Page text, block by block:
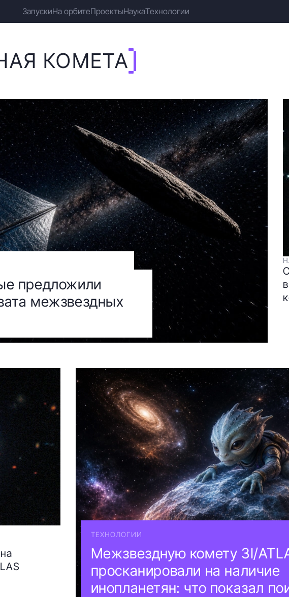
ЗапускиНа орбитеПроектыНаукаТехнологии
КОМЕТА
предложили
межзвездных
ТЕХНОЛОГИИ
Межзвездную комету 3I/
просканировали на наличие
инопланетян: что показал